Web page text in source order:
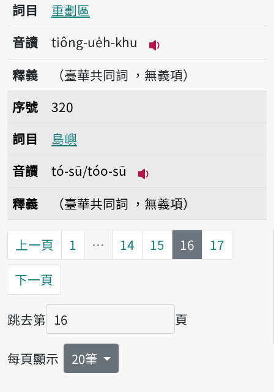
詞目
重劃區
音讀
tiông-ue̍h-khu
播放音讀tiông-ue̍h-
釋義
（臺華共同詞 ，無義項）
序號320島嶼
序號
320
詞目
島嶼
音讀
tó-sū/tóo-sū
釋義 （臺華共同詞 ，無義項）
上一頁 1 … 14 15 第
16
17
下一頁
跳去第
頁碼
頁
每頁顯示 20筆